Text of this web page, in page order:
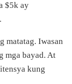
$5k ay
matatag. Iwasan
mga bayad. At
kung